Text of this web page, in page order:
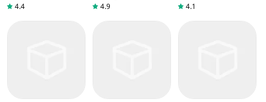
4.4
4.9
4.1